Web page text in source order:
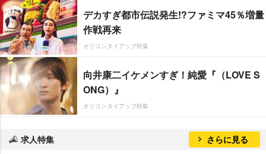
デカすぎ都市伝説発生!?ファミマ45％増量
作戦再来
オリコンタイアップ特集
向井康二イケメンすぎ！純愛『（LOVE S
ONG）』
オリコンタイアップ特集
求人特集 さらに見る